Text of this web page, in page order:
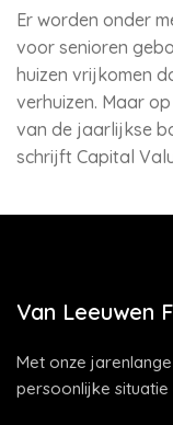
Er worden onder
voor senioren
huizen vrijkomen
verhuizen. Maar
van de jaarlijkse
schrijft Capital
Van Leeuwen
Met onze
persoonlijke situatie